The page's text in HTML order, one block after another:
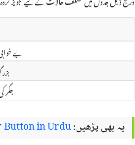
بے
جگر
یہ بھی پڑھیں:Button in Urdu